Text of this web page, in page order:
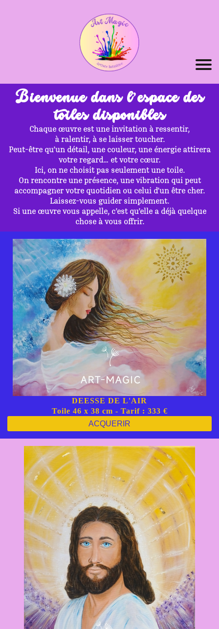
Bienvenue dans l’espace des
toiles disponibles
Chaque œuvre est une invitation à ressentir,
à ralentir, à se laisser toucher.
Peut-être qu’un détail, une couleur, une énergie attirera
votre regard… et votre cœur.
Ici, on ne choisit pas seulement une toile.
On rencontre une présence, une vibration qui peut
accompagner votre quotidien ou celui d’un être cher.
Laissez-vous guider simplement.
Si une œuvre vous appelle, c’est qu’elle a déjà quelque
chose à vous offrir.
DEESSE DE L'AIR
Toile 46 x 38 cm - Tarif : 333 €
ACQUERIR